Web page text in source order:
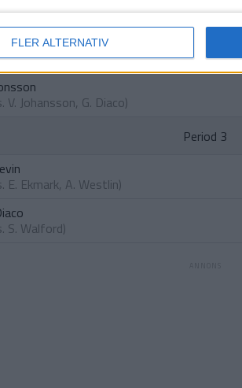
FLER ALTERNATIV
Period 2
(PP)
E. Ekmark,E. Levin)
V. Johansson, G. Diaco)
Period 3
E. Ekmark, A. Westlin)
S. Walford)